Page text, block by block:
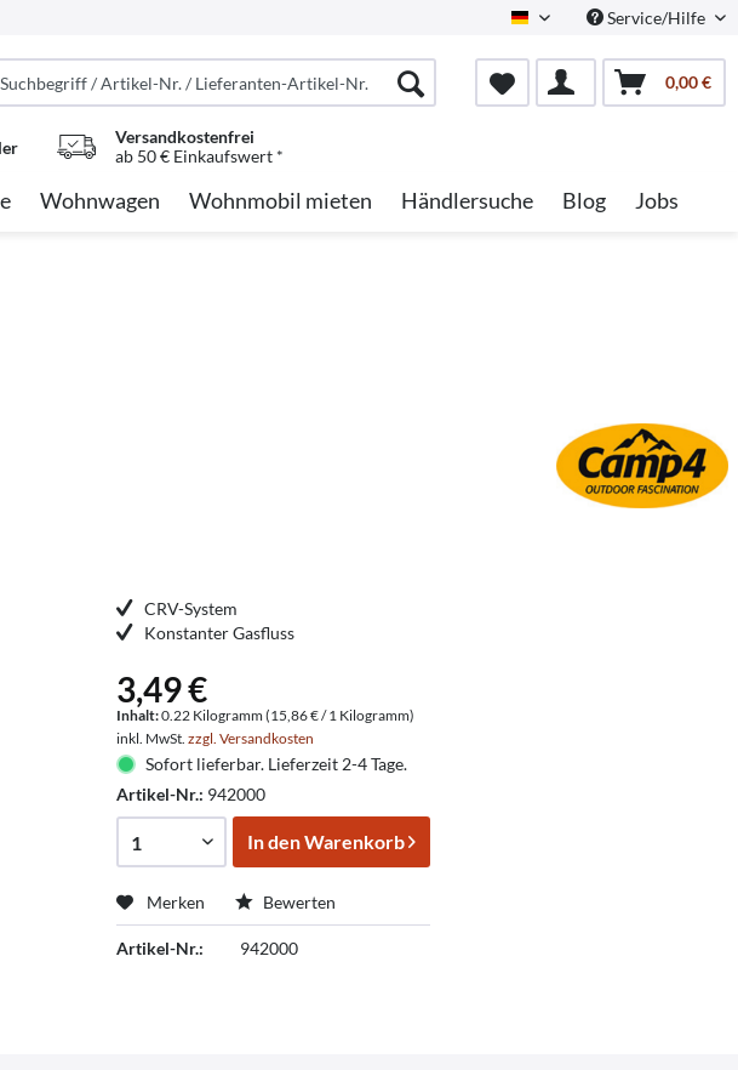
German Service/Hilfe
0,00 €
Versandkostenfrei
ab 50 € Einkaufswert *
Wohnwagen Wohnmobil mieten Händlersuche Blog Jobs
CRV-System
Konstanter Gasfluss
3,49 €
Inhalt:0.22 Kilogramm (15,86 € / 1 Kilogramm)
inkl. MwSt.zzgl. Versandkosten
Sofort lieferbar. Lieferzeit 2-4 Tage.
Artikel-Nr.: 942000
In denWarenkorb
Merken Bewerten
Artikel-Nr.: 942000